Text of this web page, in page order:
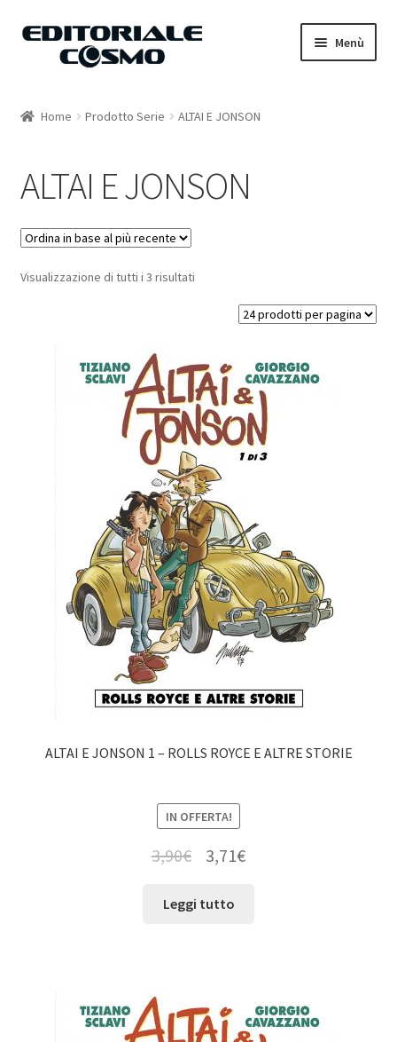
Vai
Vai
Menù
Carrello
Il mio account
Home Prodotto Serie ALTAI E JONSON
ALTAI E JONSON
Visualizzazione di tutti i 3 risultati
ALTAI E JONSON 1 – ROLLS ROYCE E ALTRE STORIE
IN OFFERTA!
3,90€ 3,71€
Leggi tutto